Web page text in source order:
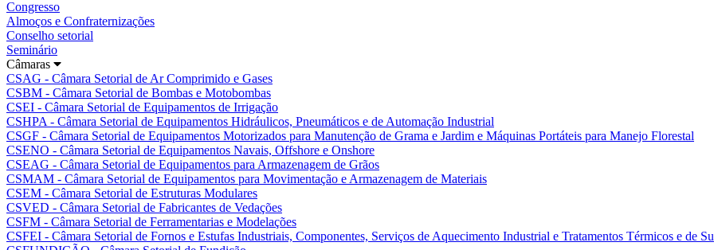
Congresso
Almoços e Confraternizações
Conselho setorial
Seminário
Câmaras
CSAG - Câmara Setorial de Ar Comprimido e Gases
CSBM - Câmara Setorial de Bombas e Motobombas
CSEI - Câmara Setorial de Equipamentos de Irrigação
CSHPA - Câmara Setorial de Equipamentos Hidráulicos, Pneumáticos e de Automação Industrial
CSGF - Câmara Setorial de Equipamentos Motorizados para Manutenção de Grama e Jardim e Máquinas Portáteis para Manejo Florestal
CSENO - Câmara Setorial de Equipamentos Navais, Offshore e Onshore
CSEAG - Câmara Setorial de Equipamentos para Armazenagem de Grãos
CSMAM - Câmara Setorial de Equipamentos para Movimentação e Armazenagem de Materiais
CSEM - Câmara Setorial de Estruturas Modulares
CSVED - Câmara Setorial de Fabricantes de Vedações
CSFM - Câmara Setorial de Ferramentarias e Modelações
CSFEI - Câmara Setorial de Fornos e Estufas Industriais, Componentes, Serviços de Aquecimento Industrial e Tratamentos Térmicos e de